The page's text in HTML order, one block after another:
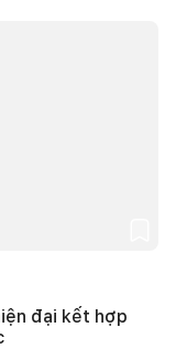
đại kết hợp